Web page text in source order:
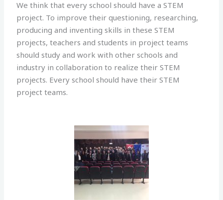
We think that every school should have a STEM
project. To improve their questioning, researching,
producing and inventing skills in these STEM
projects, teachers and students in project teams
should study and work with other schools and
industry in collaboration to realize their STEM
projects. Every school should have their STEM
project teams.